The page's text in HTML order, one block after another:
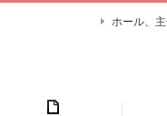
ホール、